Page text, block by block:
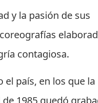
y la pasión de sus
contagiosa.
país, en los que la
1985 quedó